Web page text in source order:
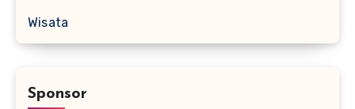
Wisata
Sponsor